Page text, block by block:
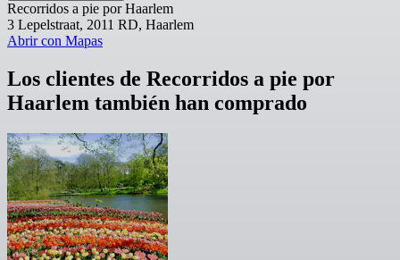
Recorridos a pie por Haarlem
3 Lepelstraat, 2011 RD, Haarlem
Abrir con Mapas
Los clientes de Recorridos a pie por
Haarlem también han comprado